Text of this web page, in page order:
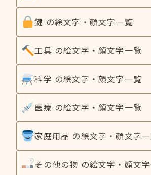
鍵 の絵文字・顔文字一覧
工具 の絵文字・顔文字一覧
科学 の絵文字・顔文字一覧
医療 の絵文字・顔文字一覧
家庭用品 の絵文字・顔文字
その他の物 の絵文字・顔文